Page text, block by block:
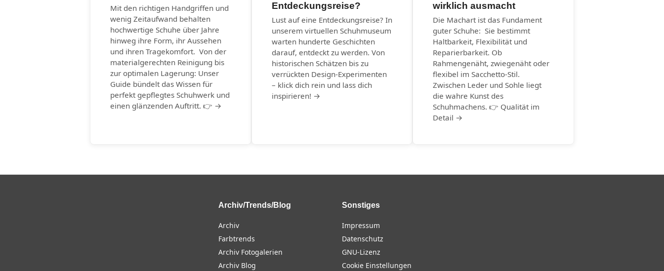
Mit den richtigen Handgriffen und
wenig Zeitaufwand behalten
hochwertige Schuhe über Jahre
hinweg ihre Form, ihr Aussehen
und ihren Tragekomfort. Von der
materialgerechten Reinigung bis
zur optimalen Lagerung: Unser
Guide bündelt das Wissen für
perfekt gepflegtes Schuhwerk und
einen glänzenden Auftritt. 👉 →
Entdeckungsreise?
Lust auf eine Entdeckungsreise? In
unserem virtuellen Schuhmuseum
warten hunderte Geschichten
darauf, entdeckt zu werden. Von
historischen Schätzen bis zu
verrückten Design-Experimenten
– klick dich rein und lass dich
inspirieren! →
wirklich ausmacht
Die Machart ist das Fundament
guter Schuhe: Sie bestimmt
Haltbarkeit, Flexibilität und
Reparierbarkeit. Ob
Rahmengenäht, zwiegenäht oder
flexibel im Sacchetto-Stil.
Zwischen Leder und Sohle liegt
die wahre Kunst des
Schuhmachens. 👉 Qualität im
Detail →
Archiv/Trends/Blog
Archiv
Farbtrends
Archiv Fotogalerien
Archiv Blog
Sonstiges
Impressum
Datenschutz
GNU-Lizenz
Cookie Einstellungen